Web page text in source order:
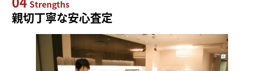
Strengths
親切丁寧な安心査定